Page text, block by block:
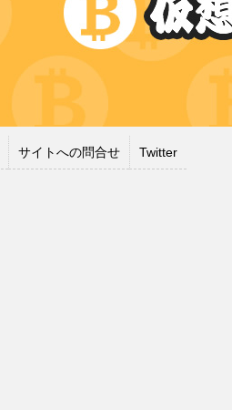
サイトへの問合せ Twitter